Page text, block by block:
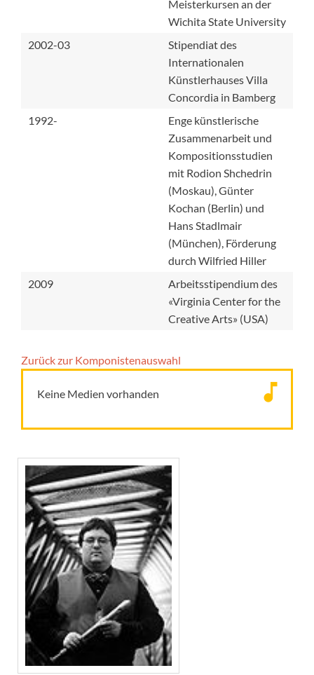
Meisterkursen an der
Wichita State University
2002-03
Stipendiat des
Internationalen
Künstlerhauses Villa
Concordia in Bamberg
1992-
Enge künstlerische
Zusammenarbeit und
Kompositionsstudien
mit Rodion Shchedrin
(Moskau), Günter
Kochan (Berlin) und
Hans Stadlmair
(München), Förderung
durch Wilfried Hiller
2009
Arbeitsstipendium des
«Virginia Center for the
Creative Arts» (USA)
Zurück zur Komponisten­auswahl
Keine Medien vorhanden